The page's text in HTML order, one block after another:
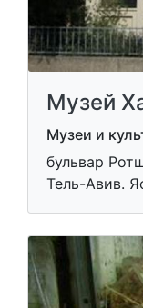
Музей
Музеи и
бульвар
Тель-Авив.